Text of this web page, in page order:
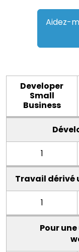
Aidez-
Developer
Small
Business
1
Travail dérivé
1
Pour